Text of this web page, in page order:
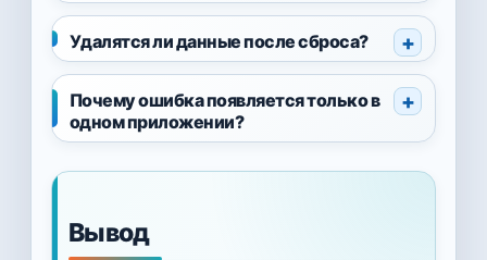
Удалятся ли данные после сброса?
Почему ошибка появляется только в
одном приложении?
Вывод